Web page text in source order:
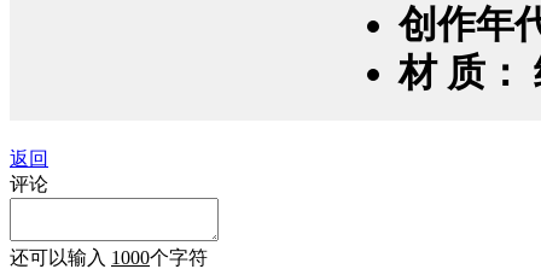
创作年
材 质：
返回
评论
还可以输入 1000个字符